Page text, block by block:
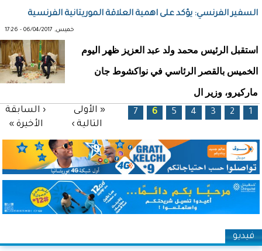
السفير الفرنسي: يؤكد على اهمية العلاقة الموريتانية الفرنسية
خميس, 06/04/2017 - 17:26
استقبل الرئيس محمد ولد عبد العزيز ظهر اليوم
الخميس بالقصر الرئاسي في نواكشوط جان
ماركيرو، وزير ال
الصفحات
« الأولى ‹ السابقة 1
2
3
4
5
6
7
التالية ›
الأخيرة »
فيديو